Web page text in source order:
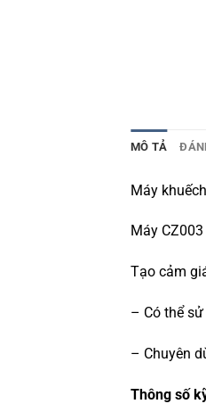
MÔ TẢ
Máy
Máy CZ003
Tạo cảm
– Có thể
– Chuyên
Thông số